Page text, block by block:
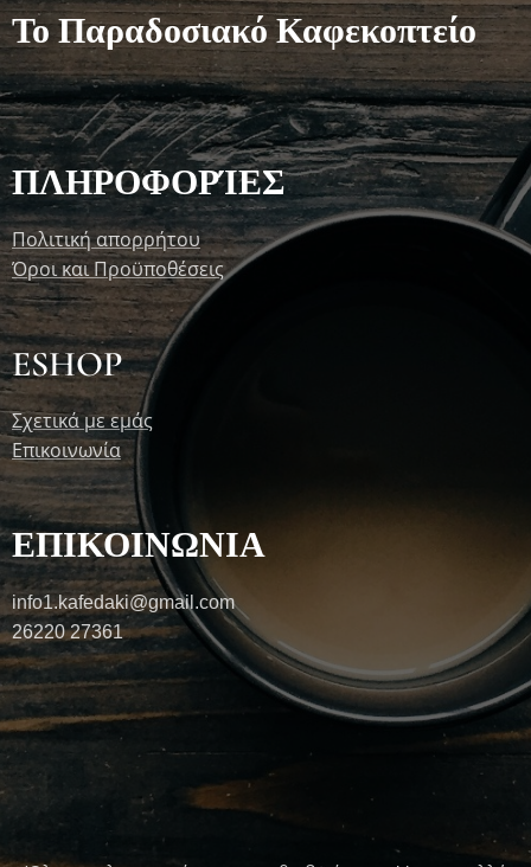
Το Παραδοσιακό Καφεκοπτείο
ΠΛΗΡΟΦΟΡΊΕΣ
Πολιτική απορρήτου
Όροι και Προϋποθέσεις
ESHOP
Σχετικά με εμάς
Επικοινωνία
ΕΠΙΚΟΙΝΩΝΙΑ
info1.kafedaki@gmail.com
26220 27361